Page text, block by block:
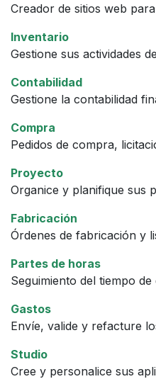
Creador de sitios web
Inventario
Gestione sus actividades
Contabilidad
Gestione la contabilidad
Compra
Pedidos de compra,
Proyecto
Organice y planifique sus
Fabricación
Órdenes de fabricación y
Partes de horas
Seguimiento del tiempo
Gastos
Envíe, valide y refacture
Studio
Cree y personalice sus